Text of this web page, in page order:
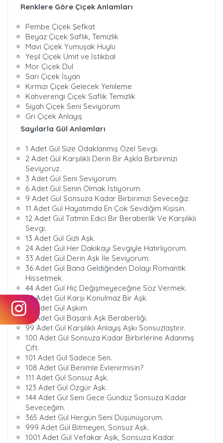
Renklere Göre Çiçek Anlamları
Pembe Çiçek Şefkat
Beyaz Çiçek Saflık, Temizlik
Mavi Çiçek Yumuşak Huylu
Yeşil Çiçek Ümit ve İstikbal
Mor Çiçek Dul
Sarı Çiçek İsyan
Kırmızı Çiçek Gelecek Yenileme
Kahverengi Çiçek Saflık Temizlik
Siyah Çiçek Seni Seviyorum
Gri Çiçek Anlayış
Sayılarla Gül Anlamları
1 Adet Gül Size Odaklanmış Özel Sevgi.
2 Adet Gül Karşılıklı Derin Bir Aşkla Birbirimizi
Seviyoruz.
3 Adet Gül Seni Seviyorum.
6 Adet Gül Senin Olmak İstiyorum.
9 Adet Gül Sonsuza Kadar Birbirimizi Seveceğiz.
11 Adet Gül Hayatımda En Çok Sevdiğim Kişisin.
12 Adet Gül Tatmin Edici Bir Beraberlik Ve Karşılıklı
Sevgi.
13 Adet Gül Gizli Aşk.
24 Adet Gül Her Dakikayı Sevgiyle Hatırlıyorum.
33 Adet Gül Derin Aşk İle Seviyorum.
36 Adet Gül Bana Geldiğinden Dolayı Romantik
Hissetmek.
44 Adet Gül Hiç Değişmeyeceğine Söz Vermek.
50 Adet Gül Karşı Konulmaz Bir Aşk.
56 Adet Gül Aşkım.
66 Adet Gül Başarılı Aşk Beraberliği.
99 Adet Gül Karşılıklı Anlayış Aşkı Sonsuzlaştırır.
100 Adet Gül Sonsuza Kadar Birbirlerine Adanmış
Çift.
101 Adet Gül Sadece Sen.
108 Adet Gül Benimle Evlenirmisin?
111 Adet Gül Sonsuz Aşk.
123 Adet Gül Özgür Aşk.
144 Adet Gül Seni Gece Gündüz Sonsuza Kadar
Seveceğim.
365 Adet Gül Hergün Seni Düşünüyorum.
999 Adet Gül Bitmeyen, Sonsuz Aşk.
1001 Adet Gül Vefakar Aşık, Sonsuza Kadar.